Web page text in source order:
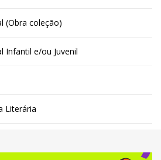
(Obra coleção)
Infantil e/ou Juvenil
Literária